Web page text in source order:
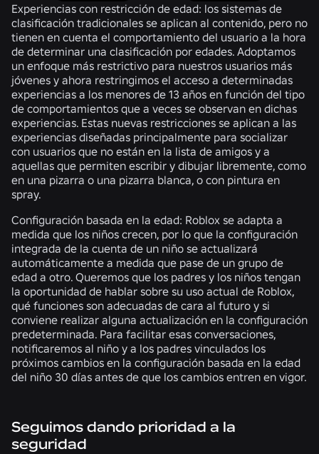
Experiencias con restricción de edad: los sistemas de
clasificación tradicionales se aplican al contenido, pero no
tienen en cuenta el comportamiento del usuario a la hora
de determinar una clasificación por edades. Adoptamos
un enfoque más restrictivo para nuestros usuarios más
jóvenes y ahora restringimos el acceso a determinadas
experiencias a los menores de 13 años en función del tipo
de comportamientos que a veces se observan en dichas
experiencias. Estas nuevas restricciones se aplican a las
experiencias diseñadas principalmente para socializar
con usuarios que no están en la lista de amigos y a
aquellas que permiten escribir y dibujar libremente, como
en una pizarra o una pizarra blanca, o con pintura en
spray.
Configuración basada en la edad: Roblox se adapta a
medida que los niños crecen, por lo que la configuración
integrada de la cuenta de un niño se actualizará
automáticamente a medida que pase de un grupo de
edad a otro. Queremos que los padres y los niños tengan
la oportunidad de hablar sobre su uso actual de Roblox,
qué funciones son adecuadas de cara al futuro y si
conviene realizar alguna actualización en la configuración
predeterminada. Para facilitar esas conversaciones,
notificaremos al niño y a los padres vinculados los
próximos cambios en la configuración basada en la edad
del niño 30 días antes de que los cambios entren en vigor.
Seguimos dando prioridad a la
seguridad